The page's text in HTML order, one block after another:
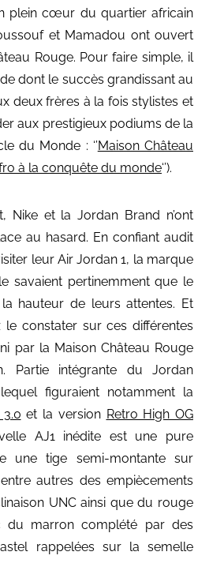
plein cœur du quartier africain
et Mamadou ont ouvert
Rouge. Pour faire simple, il
dont le succès grandissant au
deux frères à la fois stylistes et
aux prestigieux podiums de la
du Monde : ‘’Maison Château
à la conquête du monde‘’).
Nike et la Jordan Brand n’ont
au hasard. En confiant audit
leur Air Jordan 1, la marque
savaient pertinemment que le
hauteur de leurs attentes. Et
constater sur ces différentes
par la Maison Château Rouge
Partie intégrante du Jordan
figuraient notamment la
et la version Retro High OG
AJ1 inédite est une pure
une tige semi-montante sur
autres des empiècements
UNC ainsi que du rouge
du marron complété par des
rappelées sur la semelle